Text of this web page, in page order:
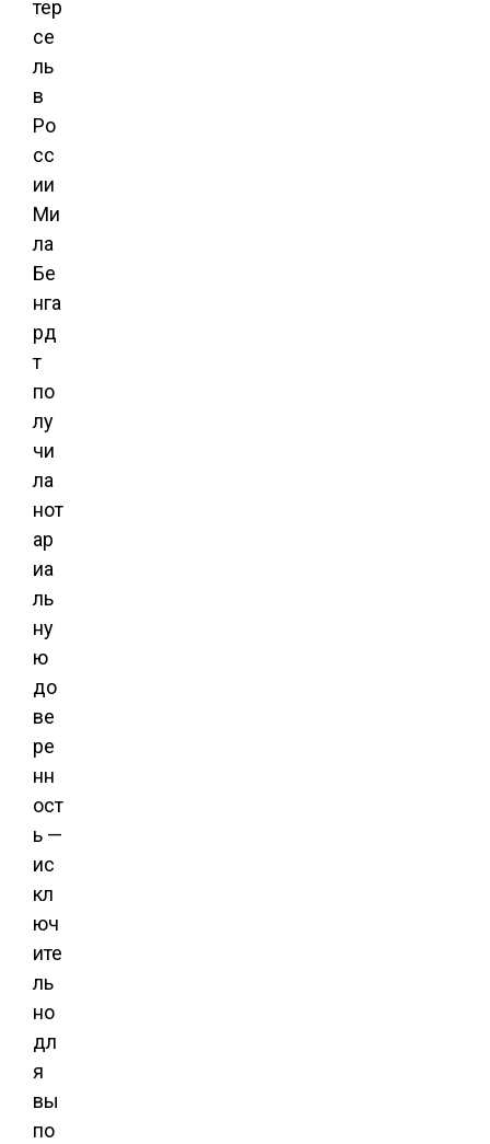
тер
се
ль
в
Ро
сс
ии
Ми
ла
Бе
нга
рд
т
по
лу
чи
ла
нот
ар
иа
ль
ну
ю
до
ве
ре
нн
ост
ь —
ис
кл
юч
ите
ль
но
дл
я
вы
по